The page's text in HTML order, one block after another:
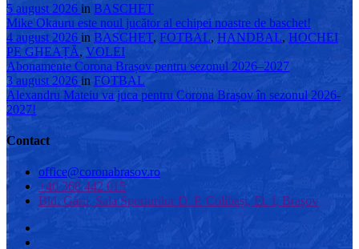
5 august 2026 in BASCHET
Mike Okauru este noul jucător al echipei noastre de baschet!
4 august 2026 in BASCHET, FOTBAL, HANDBAL, HOCHEI
PE GHEAȚĂ, VOLEI
Abonamente Corona Brașov pentru sezonul 2026–2027
3 august 2026 in FOTBAL
Alexandru Mateiu va juca pentru Corona Brașov în sezonul 2026-
2027!
Contact
office@coronabrasov.ro
+40 368 442 015
Bld. Gării, Sala Sporturilor D. P. Colibași, Et. I, Brașov